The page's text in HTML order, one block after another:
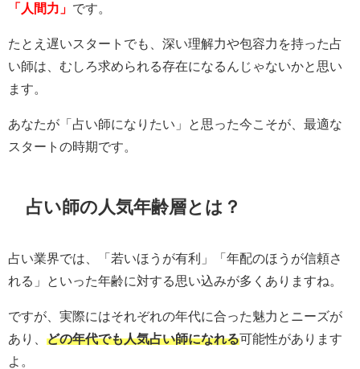
「人間力」 です。
たとえ遅いスタートでも、深い理解力や包容力を持った占
い師は、むしろ求められる存在になるんじゃないかと思い
ます。
あなたが「占い師になりたい」と思った今こそが、最適な
スタートの時期です。
占い師の人気年齢層とは？
占い業界では、「若いほうが有利」「年配のほうが信頼さ
れる」といった年齢に対する思い込みが多くありますね。
ですが、実際にはそれぞれの年代に合った魅力とニーズが
あり、 どの年代でも人気占い師になれる可能性があります
よ。